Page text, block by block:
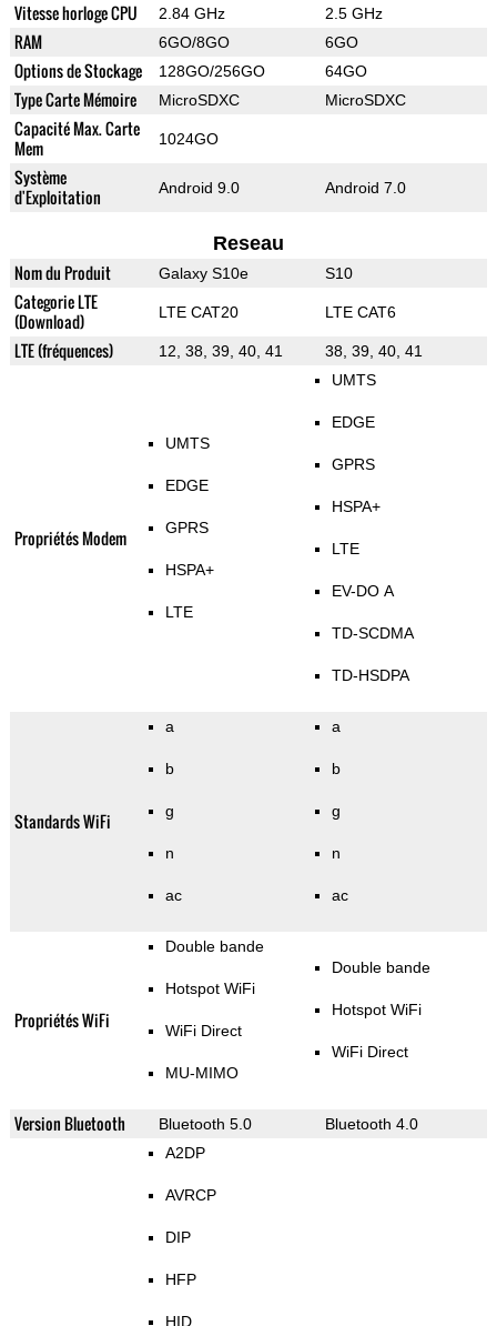
Vitesse horloge CPU 2.84 GHz 2.5 GHz
RAM 6GO/8GO 6GO
Options de Stockage 128GO/256GO 64GO
Type Carte Mémoire MicroSDXC MicroSDXC
Capacité Max. Carte
Mem
1024GO
Système
d'Exploitation
Android 9.0 Android 7.0
Reseau
Nom du Produit Galaxy S10e S10
Categorie LTE
(Download)
LTE CAT20 LTE CAT6
LTE (fréquences) 12, 38, 39, 40, 41 38, 39, 40, 41
Propriétés Modem
UMTS
EDGE
GPRS
HSPA+
LTE
UMTS
EDGE
GPRS
HSPA+
LTE
EV-DO A
TD-SCDMA
TD-HSDPA
Standards WiFi
a
b
g
n
ac
a
b
g
n
ac
Propriétés WiFi
Double bande
Hotspot WiFi
WiFi Direct
MU-MIMO
Double bande
Hotspot WiFi
WiFi Direct
Version Bluetooth Bluetooth 5.0 Bluetooth 4.0
A2DP
AVRCP
DIP
HFP
HID